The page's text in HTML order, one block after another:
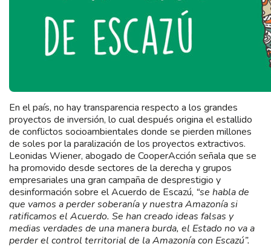
En el país, no hay transparencia respecto a los grandes
proyectos de inversión, lo cual después origina el estallido
de conflictos socioambientales donde se pierden millones
de soles por la paralización de los proyectos extractivos.
Leonidas Wiener, abogado de CooperAcción señala que se
ha promovido desde sectores de la derecha y grupos
empresariales una gran campaña de desprestigio y
desinformación sobre el Acuerdo de Escazú, “se habla de
que vamos a perder soberanía y nuestra Amazonía si
ratificamos el Acuerdo. Se han creado ideas falsas y
medias verdades de una manera burda, el Estado no va a
perder el control territorial de la Amazonía con Escazú”.